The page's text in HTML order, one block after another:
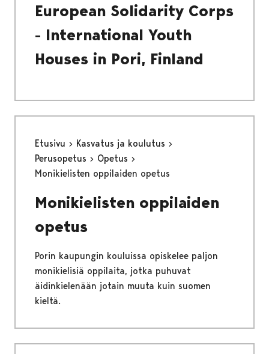
European Solidarity Corps
- International Youth
Houses in Pori, Finland
Etusivu
Kasvatus ja koulutus
Perusopetus
Opetus
Monikielisten oppilaiden opetus
Monikielisten oppilaiden
opetus
Porin kaupungin kouluissa opiskelee paljon
monikielisiä oppilaita, jotka puhuvat
äidinkielenään jotain muuta kuin suomen
kieltä.